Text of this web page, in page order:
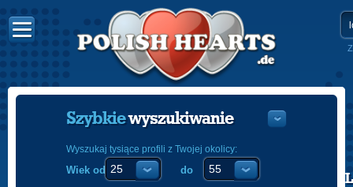
POLISH
Szybkiewyszukiwanie
Wyszukaj tysiące profili z Twojej okolicy:
Wiek od do